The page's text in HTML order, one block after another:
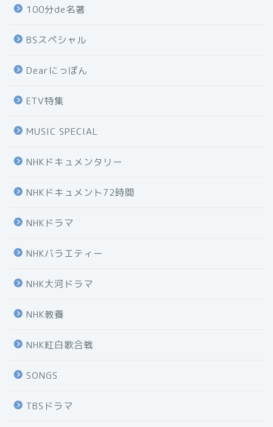
100分de名著
BSスペシャル
Dearにっぽん
ETV特集
MUSIC SPECIAL
NHKドキュメンタリー
NHKドキュメント72時間
NHKドラマ
NHKバラエティー
NHK大河ドラマ
NHK教養
NHK紅白歌合戦
SONGS
TBSドラマ